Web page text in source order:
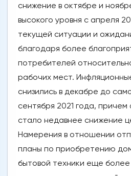
снижение в октябре и
высокого уровня с апреля
текущей ситуации и
благодаря более
потребителей
рабочих мест.
снизились в декабре до
сентября 2021 года,
стало недавнее снижение
Намерения в отношении
планы по приобретению
бытовой техники еще более